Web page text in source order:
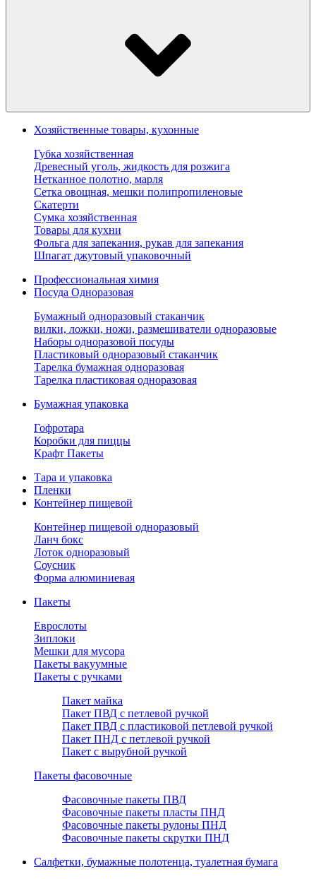
Хозяйственные товары, кухонные
Губка хозяйственная
Древесный уголь, жидкость для розжига
Нетканное полотно, марля
Сетка овощная, мешки полипропиленовые
Скатерти
Сумка хозяйственная
Товары для кухни
Фольга для запекания, рукав для запекания
Шпагат джутовый упаковочный
Профессиональная химия
Посуда Одноразовая
Бумажный одноразовый стаканчик
вилки, ложки, ножи, размешиватели одноразовые
Наборы одноразовой посуды
Пластиковый одноразовый стаканчик
Тарелка бумажная одноразовая
Тарелка пластиковая одноразовая
Бумажная упаковка
Гофротара
Коробки для пиццы
Крафт Пакеты
Тара и упаковка
Пленки
Контейнер пищевой
Контейнер пищевой одноразовый
Ланч бокс
Лоток одноразовый
Соусник
Форма алюминиевая
Пакеты
Еврослоты
Зиплоки
Мешки для мусора
Пакеты вакуумные
Пакеты с ручками
Пакет майка
Пакет ПВД с петлевой ручкой
Пакет ПВД с пластиковой петлевой ручкой
Пакет ПНД с петлевой ручкой
Пакет с вырубной ручкой
Пакеты фасовочные
Фасовочные пакеты ПВД
Фасовочные пакеты пласты ПНД
Фасовочные пакеты рулоны ПНД
Фасовочные пакеты скрутки ПНД
Салфетки, бумажные полотенца, туалетная бумага